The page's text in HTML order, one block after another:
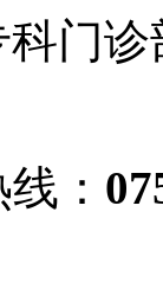
门诊
：